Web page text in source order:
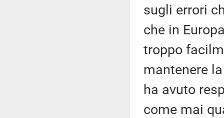
sugli errori
che in
troppo
mantenere
ha avuto
come mai